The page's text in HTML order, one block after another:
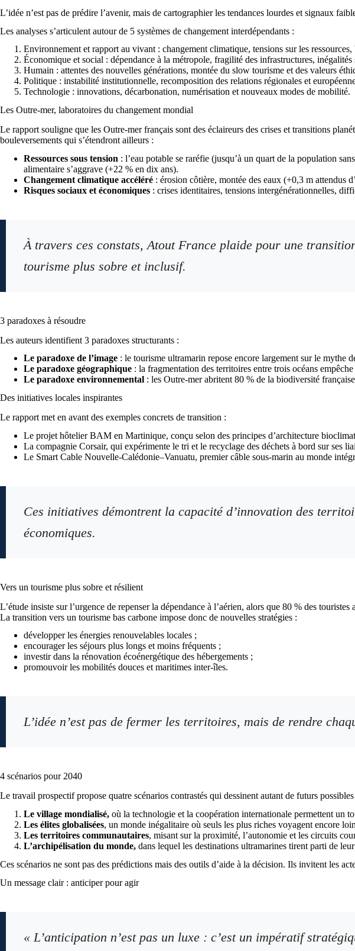
L’idée n’est pas de prédire l’avenir, mais de cartographier les tendances lourdes et signaux
Les analyses s’articulent autour de 5 systèmes de changement interdépendants :
Environnement et rapport au vivant : changement climatique, tensions sur les ressources,
Économique et social : dépendance à la métropole, fragilité des infrastructures, inégalités
Humain : attentes des nouvelles générations, montée du slow tourisme et des valeurs
Politique : instabilité institutionnelle, recomposition des relations régionales et
Technologie : innovations, décarbonation, numérisation et nouveaux modes de mobilité.
Les Outre-mer, laboratoires du changement mondial
Le rapport souligne que les Outre-mer français sont des éclaireurs des crises et transitions
bouleversements qui s’étendront ailleurs :
Ressources sous tension : l’eau potable se raréfie (jusqu’à un quart de la population
alimentaire s’aggrave (+22 % en dix ans).
Changement climatique accéléré : érosion côtière, montée des eaux (+0,3 m attendus
Risques sociaux et économiques : crises identitaires, tensions intergénérationnelles,
À travers ces constats, Atout France plaide pour une
tourisme plus sobre et inclusif.
3 paradoxes à résoudre
Les auteurs identifient 3 paradoxes structurants :
Le paradoxe de l’image : le tourisme ultramarin repose encore largement sur le mythe
Le paradoxe géographique : la fragmentation des territoires entre trois océans
Le paradoxe environnemental : les Outre-mer abritent 80 % de la biodiversité
Des initiatives locales inspirantes
Le rapport met en avant des exemples concrets de transition :
Le projet hôtelier BAM en Martinique, conçu selon des principes d’architecture
La compagnie Corsair, qui expérimente le tri et le recyclage des déchets à bord sur ses
Le Smart Cable Nouvelle-Calédonie–Vanuatu, premier câble sous-marin au monde
Ces initiatives démontrent la capacité d’innovation des
économiques.
Vers un tourisme plus sobre et résilient
L’étude insiste sur l’urgence de repenser la dépendance à l’aérien, alors que 80 % des
La transition vers un tourisme bas carbone impose donc de nouvelles stratégies :
développer les énergies renouvelables locales ;
encourager les séjours plus longs et moins fréquents ;
investir dans la rénovation écoénergétique des hébergements ;
promouvoir les mobilités douces et maritimes inter-îles.
L’idée n’est pas de fermer les territoires, mais de rendre
4 scénarios pour 2040
Le travail prospectif propose quatre scénarios contrastés qui dessinent autant de futurs possibles
Le village mondialisé, où la technologie et la coopération internationale permettent un
Les élites globalisées, un monde inégalitaire où seuls les plus riches voyagent encore
Les territoires communautaires, misant sur la proximité, l’autonomie et les circuits
L’archipélisation du monde, dans lequel les destinations ultramarines tirent parti de
Ces scénarios ne sont pas des prédictions mais des outils d’aide à la décision. Ils invitent les
Un message clair : anticiper pour agir
« L’anticipation n’est pas un luxe : c’est un impératif